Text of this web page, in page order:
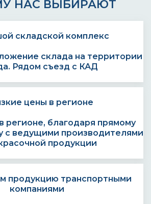
НАС ВЫБИРАЮТ
склада на территории
Рядом съезд с КАД
регионе, благодаря прямому
с ведущими производителями
продукции